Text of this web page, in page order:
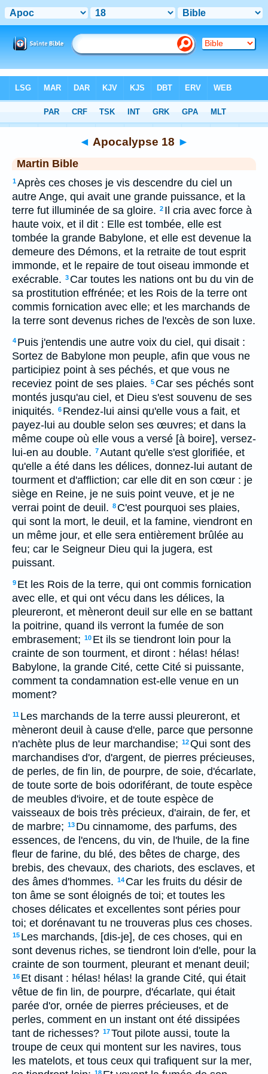
> Apocalypse 18
◄ Apocalypse 18 ►
Martin Bible
1Après ces choses je vis descendre du ciel un
autre Ange, qui avait une grande puissance, et la
terre fut illuminée de sa gloire. 2 Il cria avec force à
haute voix, et il dit : Elle est tombée, elle est
tombée la grande Babylone, et elle est devenue la
demeure des Démons, et la retraite de tout esprit
immonde, et le repaire de tout oiseau immonde et
exécrable. 3 Car toutes les nations ont bu du vin de
sa prostitution effrénée; et les Rois de la terre ont
commis fornication avec elle; et les marchands de
la terre sont devenus riches de l'excès de son luxe.
4 Puis j'entendis une autre voix du ciel, qui disait :
Sortez de Babylone mon peuple, afin que vous ne
participiez point à ses péchés, et que vous ne
receviez point de ses plaies. 5 Car ses péchés sont
montés jusqu'au ciel, et Dieu s'est souvenu de ses
iniquités. 6 Rendez-lui ainsi qu'elle vous a fait, et
payez-lui au double selon ses œuvres; et dans la
même coupe où elle vous a versé [à boire], versez-
lui-en au double. 7Autant qu'elle s'est glorifiée, et
qu'elle a été dans les délices, donnez-lui autant de
tourment et d'affliction; car elle dit en son cœur : je
siège en Reine, je ne suis point veuve, et je ne
verrai point de deuil. 8 C'est pourquoi ses plaies,
qui sont la mort, le deuil, et la famine, viendront en
un même jour, et elle sera entièrement brûlée au
feu; car le Seigneur Dieu qui la jugera, est
puissant.
9 Et les Rois de la terre, qui ont commis fornication
avec elle, et qui ont vécu dans les délices, la
pleureront, et mèneront deuil sur elle en se battant
la poitrine, quand ils verront la fumée de son
embrasement; 10 Et ils se tiendront loin pour la
crainte de son tourment, et diront : hélas! hélas!
Babylone, la grande Cité, cette Cité si puissante,
comment ta condamnation est-elle venue en un
moment?
11 Les marchands de la terre aussi pleureront, et
mèneront deuil à cause d'elle, parce que personne
n'achète plus de leur marchandise; 12Qui sont des
marchandises d'or, d'argent, de pierres précieuses,
de perles, de fin lin, de pourpre, de soie, d'écarlate,
de toute sorte de bois odoriférant, de toute espèce
de meubles d'ivoire, et de toute espèce de
vaisseaux de bois très précieux, d'airain, de fer, et
de marbre; 13 Du cinnamome, des parfums, des
essences, de l'encens, du vin, de l'huile, de la fine
fleur de farine, du blé, des bêtes de charge, des
brebis, des chevaux, des chariots, des esclaves, et
des âmes d'hommes. 14 Car les fruits du désir de
ton âme se sont éloignés de toi; et toutes les
choses délicates et excellentes sont péries pour
toi; et dorénavant tu ne trouveras plus ces choses.
15 Les marchands, [dis-je], de ces choses, qui en
sont devenus riches, se tiendront loin d'elle, pour la
crainte de son tourment, pleurant et menant deuil;
16 Et disant : hélas! hélas! la grande Cité, qui était
vêtue de fin lin, de pourpre, d'écarlate, qui était
parée d'or, ornée de pierres précieuses, et de
perles, comment en un instant ont été dissipées
tant de richesses? 17Tout pilote aussi, toute la
troupe de ceux qui montent sur les navires, tous
les matelots, et tous ceux qui trafiquent sur la mer,